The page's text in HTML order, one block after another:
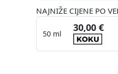
NAJNIŽE CIJENE PO
50 ml
30,00 €